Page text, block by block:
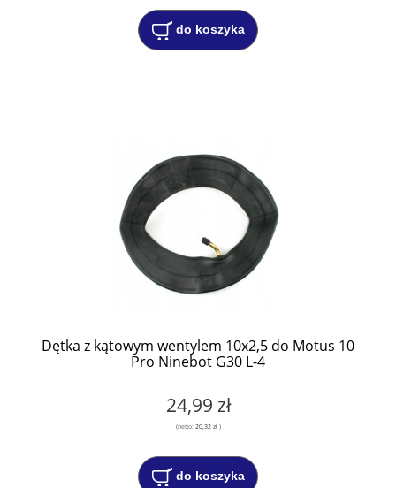
do koszyka
Dętka z kątowym wentylem 10x2,5 do Motus 10
Pro Ninebot G30 L-4
24,99 zł
(netto: 20,32 zł)
do koszyka